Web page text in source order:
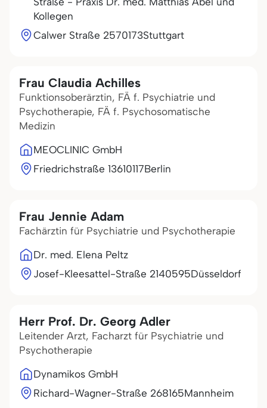
Kollegen
Calwer Straße 2570173Stuttgart
Frau Claudia Achilles
Funktionsoberärztin, FÄ f. Psychiatrie und
Psychotherapie, FÄ f. Psychosomatische
Medizin
MEOCLINIC GmbH
Friedrichstraße 13610117Berlin
Frau Jennie Adam
Fachärztin für Psychiatrie und Psychotherapie
Dr. med. Elena Peltz
Josef-Kleesattel-Straße 2140595Düsseldorf
Herr Prof. Dr. Georg Adler
Leitender Arzt, Facharzt für Psychiatrie und
Psychotherapie
Dynamikos GmbH
Richard-Wagner-Straße 268165Mannheim